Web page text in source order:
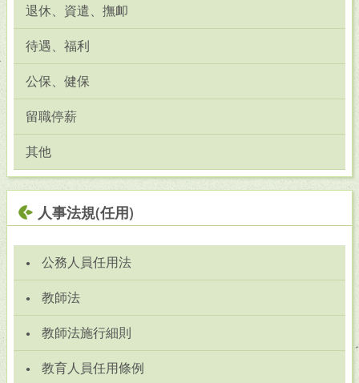
退休、資遣、撫卹
待遇、福利
公保、健保
留職停薪
其他
人事法規(任用)
公務人員任用法
教師法
教師法施行細則
教育人員任用條例